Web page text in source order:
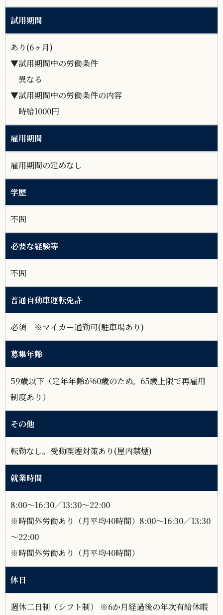
試用期間
あり(6ヶ月)
▼試用期間中の労働条件
異なる
▼試用期間中の労働条件の内容
時給1000円
雇用期間
雇用期間の定めなし
学歴
不問
必要な経験等
不問
普通自動車運転免許
必須 ※マイカー通勤可(駐車場あり)
募集年齢
59歳以下（定年年齢が60歳のため。65歳上限で再雇用
制度あり）
その他
転勤なし。受動喫煙対策あり(屋内禁煙)
就業時間
8:00～16:30／13:30～22:00
※時間外労働あり（月平均40時間）8:00～16:30／13:30
～22:00
※時間外労働あり（月平均40時間）
休日
週休二日制（シフト制） ※6か月経過後の年次有給休暇